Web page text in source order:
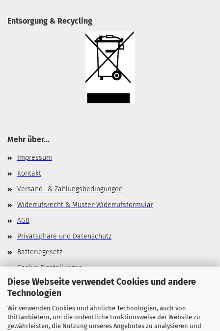
Diese Webseite verwendet Cookies und andere
Technologien
Wir verwenden Cookies und ähnliche Technologien, auch von
Drittanbietern, um die ordentliche Funktionsweise der Website zu
gewährleisten, die Nutzung unseres Angebotes zu analysieren und
Entsorgung & Recycling
Mehr über...
Impressum
Kontakt
Versand- & Zahlungsbedingungen
Widerrufsrecht & Muster-Widerrufsformular
AGB
Privatsphäre und Datenschutz
Batteriegesetz
Cookie Einstellungen
Allgemeines
Stellenangebote